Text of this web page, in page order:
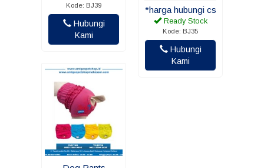
Kode: BJ39
Hubungi
Kami
*harga hubungi cs
Ready Stock
Kode: BJ35
Hubungi
Kami